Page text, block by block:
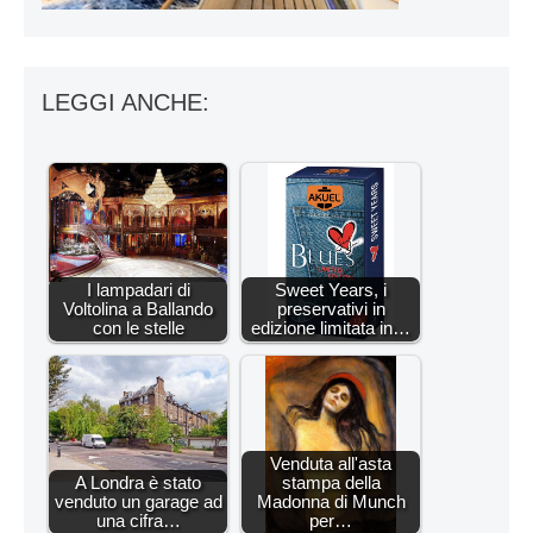
LEGGI ANCHE:
I lampadari di
Voltolina a Ballando
con le stelle
Sweet Years, i
preservativi in
edizione limitata in…
A Londra è stato
venduto un garage ad
una cifra…
Venduta all'asta
stampa della
Madonna di Munch
per…